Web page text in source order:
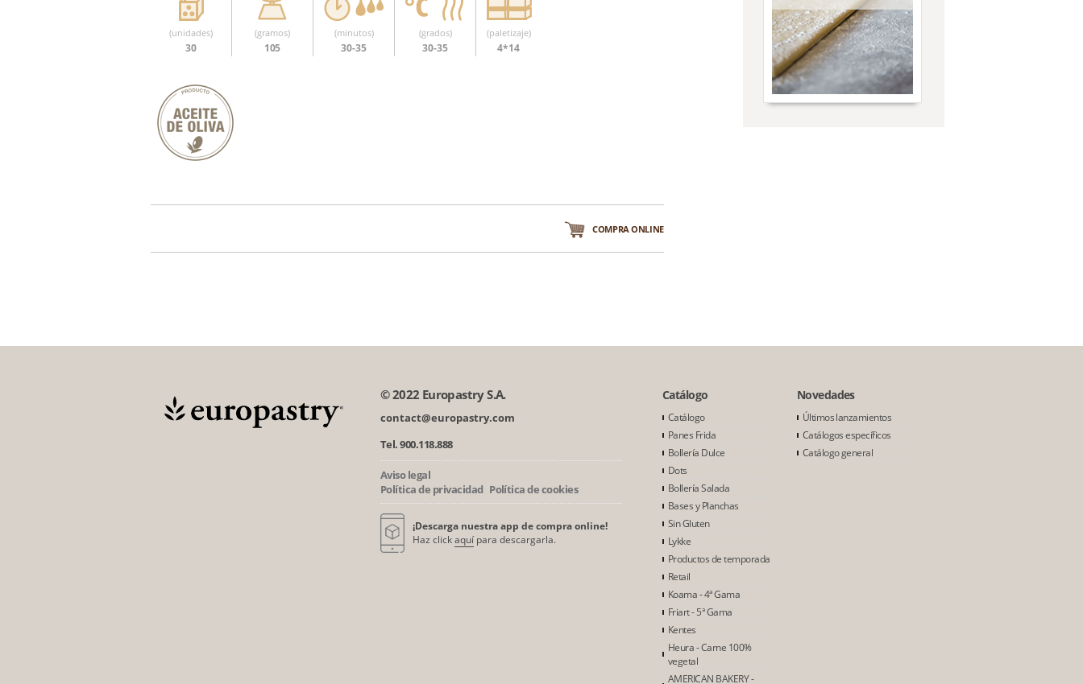
(unidades)
30
(gramos)
105
(minutos)
30-35
(grados)
30-35
(paletizaje)
4*14
COMPRA ONLINE
© 2022 Europastry S.A.
contact@europastry.com
Tel. 900.118.888
Aviso legal
Política de privacidad Política de cookies
¡Descarga nuestra app de compra online!
Haz clickaquí para descargarla.
Catálogo
Catálogo
Panes Frida
Bollería Dulce
Dots
Bollería Salada
Bases y Planchas
Sin Gluten
Lykke
Productos de temporada
Retail
Koama - 4ª Gama
Friart - 5ª Gama
Kentes
Heura - Carne 100%
vegetal
AMERICAN BAKERY -
Novedades
Últimos lanzamientos
Catálogos específicos
Catálogo general